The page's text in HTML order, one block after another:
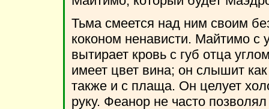
Тьма смеется над ним своим
коконом ненависти. Майтимо с
вытирает кровь с губ отца
имеет цвет вина; он слышит
также и с плаща. Он целует
руку. Феанор не часто